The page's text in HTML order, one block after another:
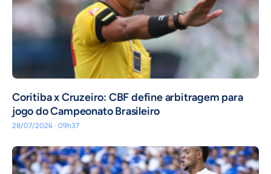
Coritiba x Cruzeiro: CBF define arbitragem para
jogo do Campeonato Brasileiro
28/07/2026 · 09h37